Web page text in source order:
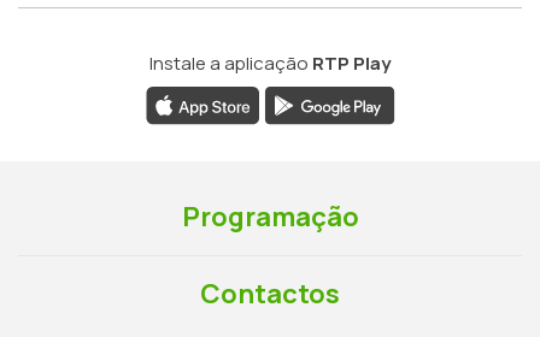
Instale a aplicação RTP Play
Programação
Contactos